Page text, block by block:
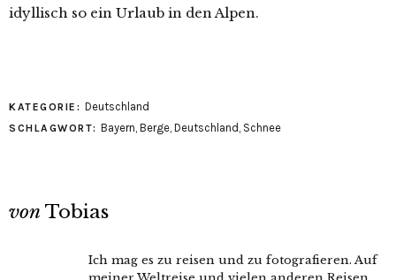
idyllisch so ein Urlaub in den Alpen.
KATEGORIE: Deutschland
SCHLAGWORT: Bayern Berge Deutschland Schnee
von Tobias
Ich mag es zu reisen und zu fotografieren. Auf